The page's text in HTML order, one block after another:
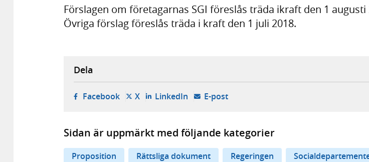
Förslagen om företagarnas SGI föreslås träda ikraft den 1 augusti
Övriga förslag föreslås träda i kraft den 1 juli 2018.
Dela
Facebook- öppnas i ny flik, extern webbplats,
X- öppnas i ny flik, extern webbplats,
LinkedIn- öppnas i ny flik, extern webbplats,
E-post- öppnar din e-postklient,
Sidan är uppmärkt med följande kategorier
Proposition Rättsliga dokument Regeringen